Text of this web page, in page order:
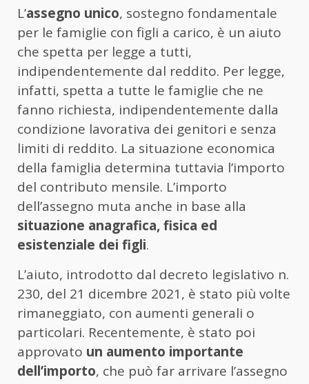
L’assegno unico, sostegno fondamentale
per le famiglie con figli a carico, è un aiuto
che spetta per legge a tutti,
indipendentemente dal reddito. Per legge,
infatti, spetta a tutte le famiglie che ne
fanno richiesta, indipendentemente dalla
condizione lavorativa dei genitori e senza
limiti di reddito. La situazione economica
della famiglia determina tuttavia l’importo
del contributo mensile. L’importo
dell’assegno muta anche in base alla
situazione anagrafica, fisica ed
esistenziale dei figli.
L’aiuto, introdotto dal decreto legislativo n.
230, del 21 dicembre 2021, è stato più volte
rimaneggiato, con aumenti generali o
particolari. Recentemente, è stato poi
approvato un aumento importante
dell’importo, che può far arrivare l’assegno